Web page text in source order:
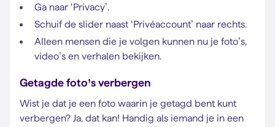
Ga naar ‘Privacy’.
Schuif de slider naast ‘Privéaccount’ naar rechts.
Alleen mensen die je volgen kunnen nu je foto’s,
video’s en verhalen bekijken.
Getagde foto’s verbergen
Wist je dat je een foto waarin je getagd bent kunt
verbergen? Ja, dat kan! Handig als iemand je in een